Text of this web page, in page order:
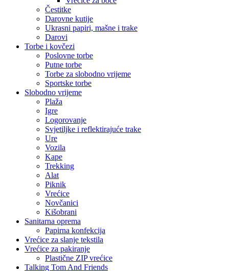
Čestitke
Darovne kutije
Ukrasni papiri, mašne i trake
Darovi
Torbe i kovčezi
Poslovne torbe
Putne torbe
Torbe za slobodno vrijeme
Sportske torbe
Slobodno vrijeme
Plaža
Igre
Logorovanje
Svjetiljke i reflektirajuće trake
Ure
Vozila
Kape
Trekking
Alat
Piknik
Vrećice
Novčanici
Kišobrani
Sanitarna oprema
Papirna konfekcija
Vrećice za slanje tekstila
Vrećice za pakiranje
Plastične ZIP vrećice
Talking Tom And Friends